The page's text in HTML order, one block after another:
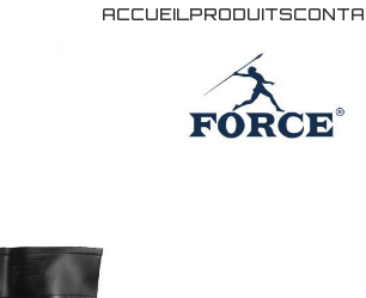
ACCUEILPRODUITS